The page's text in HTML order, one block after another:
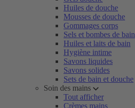
Huiles de douche
Mousses de douche
Gommages corps
Sels et bombes de bain
Huiles et laits de bain
Hygiène intime
Savons liquides
Savons solides
Sets de bain et douche
Soin des mains
Tout afficher
Crèmes mains